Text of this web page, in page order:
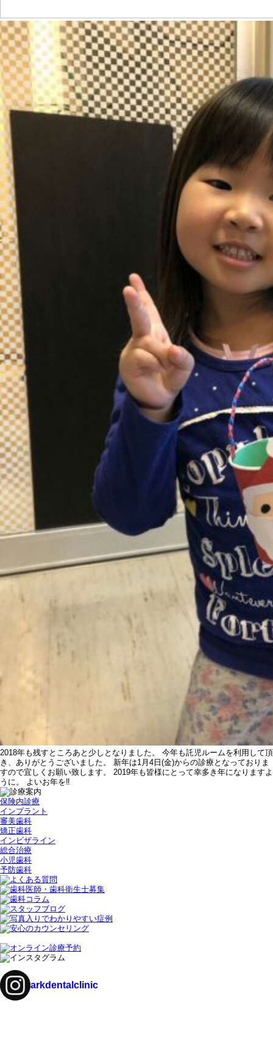
2018年も残すところあと少しとなりました。 今年も託児ルームを利用して頂
き、ありがとうございました。 新年は1月4日(金)からの診療となっておりま
すので宜しくお願い致します。 2019年も皆様にとって幸多き年になりますよ
うに。 よいお年を‼
保険内診療
インプラント
審美歯科
矯正歯科
インビザライン
総合治療
小児歯科
予防歯科
arkdentalclinic